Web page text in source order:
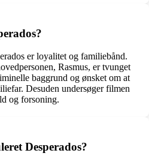
er loyalitet og familiebånd.
Rasmus, er tvunget
baggrund og ønsket om at
Desuden undersøger filmen
og forsoning.
Desperados?